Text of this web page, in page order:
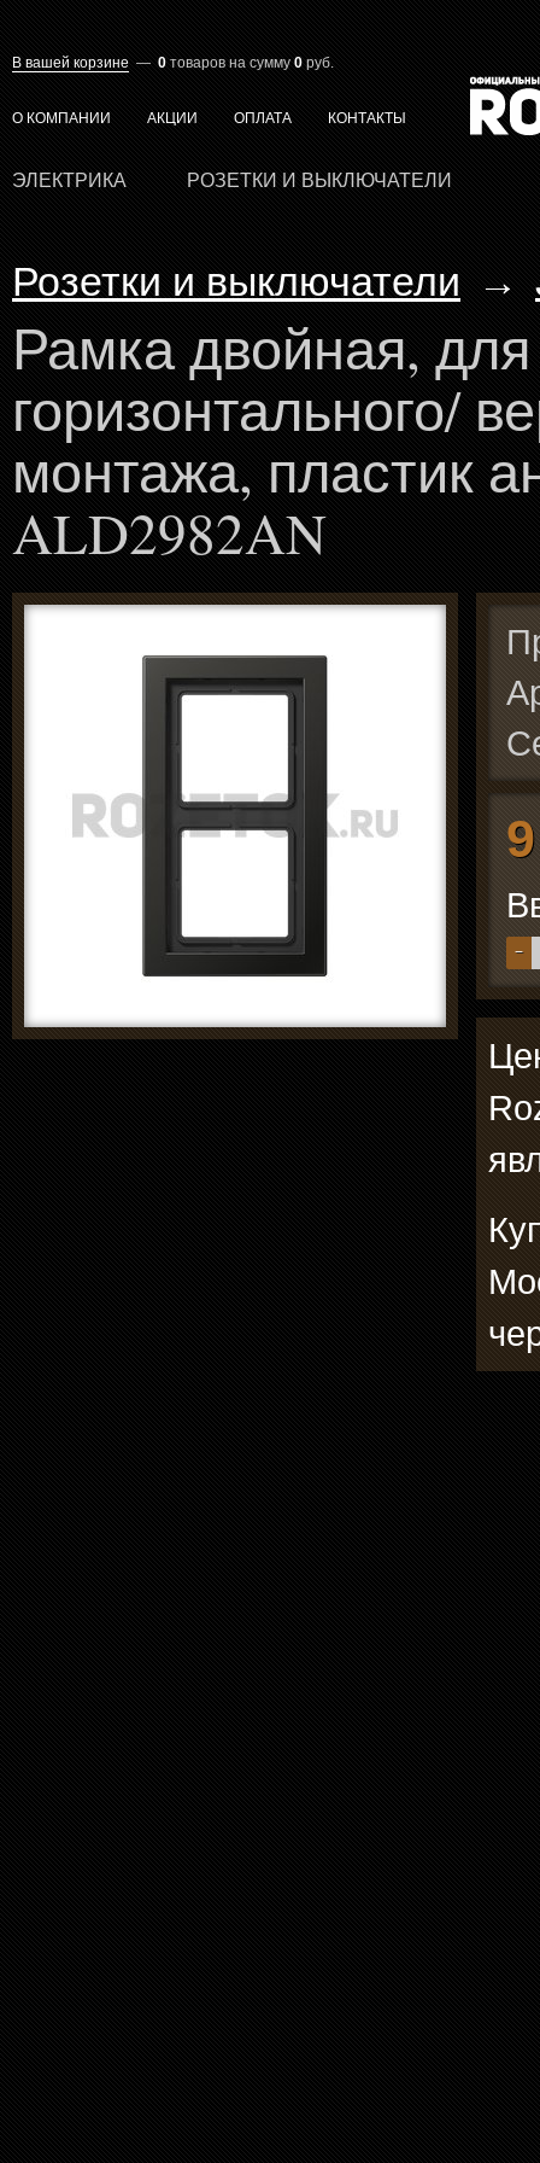
В вашей корзине — 0 товаров на сумму 0 руб.
О КОМПАНИИ АКЦИИ ОПЛАТА КОНТАКТЫ
ЭЛЕКТРИКА РОЗЕТКИ И ВЫКЛЮЧАТЕЛИ
Розетки и выключатели →
Рамка двойная, для
горизонтального/
монтажа, пластик
ALD2982AN
−